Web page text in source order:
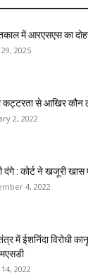
में आरएसएस का
2025
कट्टरता से आखिर कौन
2, 2022
दंगे : कोर्ट ने खजूरी
4, 2022
में ईशनिंदा विरोधी
2022